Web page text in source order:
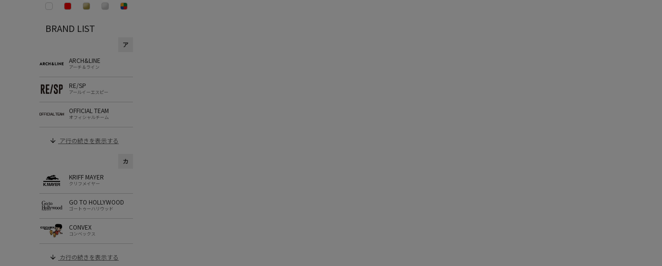
BRAND LIST
ア
ARCH&LINE
アーチ＆ライン
RE/SP
アールイーエスピー
OFFICIAL TEAM
オフィシャルチーム
ア行の続きを表示する
カ
KRIFF MAYER
クリフメイヤー
GO TO HOLLYWOOD
ゴートゥーハリウッド
CONVEX
コンベックス
カ行の続きを表示する